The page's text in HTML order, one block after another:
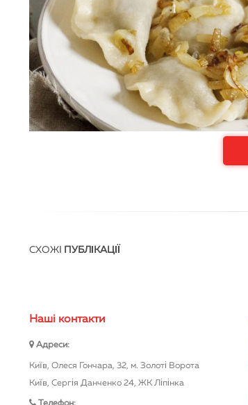
СХОЖІ ПУБЛІКАЦІЇ
Нашi контакти
Адреси:
Київ, Олеся Гончара, 32, м. Золоті Ворота
Київ, Сергія Данченко 24, ЖК Ліпінка
Телефон: